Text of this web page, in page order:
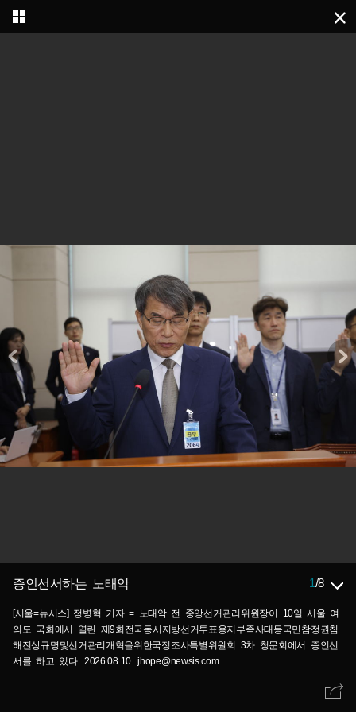
증인선서하는 노태악 1/8
[서울=뉴시스] 정병혁 기자 = 노태악 전 중앙선거관리위원장이 10일 서울 여
의도 국회에서 열린 제9회전국동시지방선거투표용지부족사태등국민참정권침
해진상규명및선거관리개혁을위한국정조사특별위원회 3차 청문회에서 증인선
서를 하고 있다. 2026.08.10. jhope@newsis.com